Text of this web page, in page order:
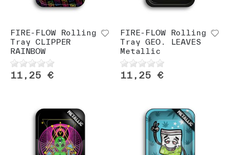
FIRE-FLOW Rolling
Tray CLIPPER
RAINBOW
11,25 €
FIRE-FLOW Rolling
Tray GEO. LEAVES
Metallic
11,25 €